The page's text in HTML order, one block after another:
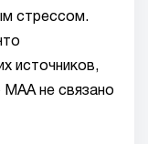
стрессом.
источников,
МАА не связано